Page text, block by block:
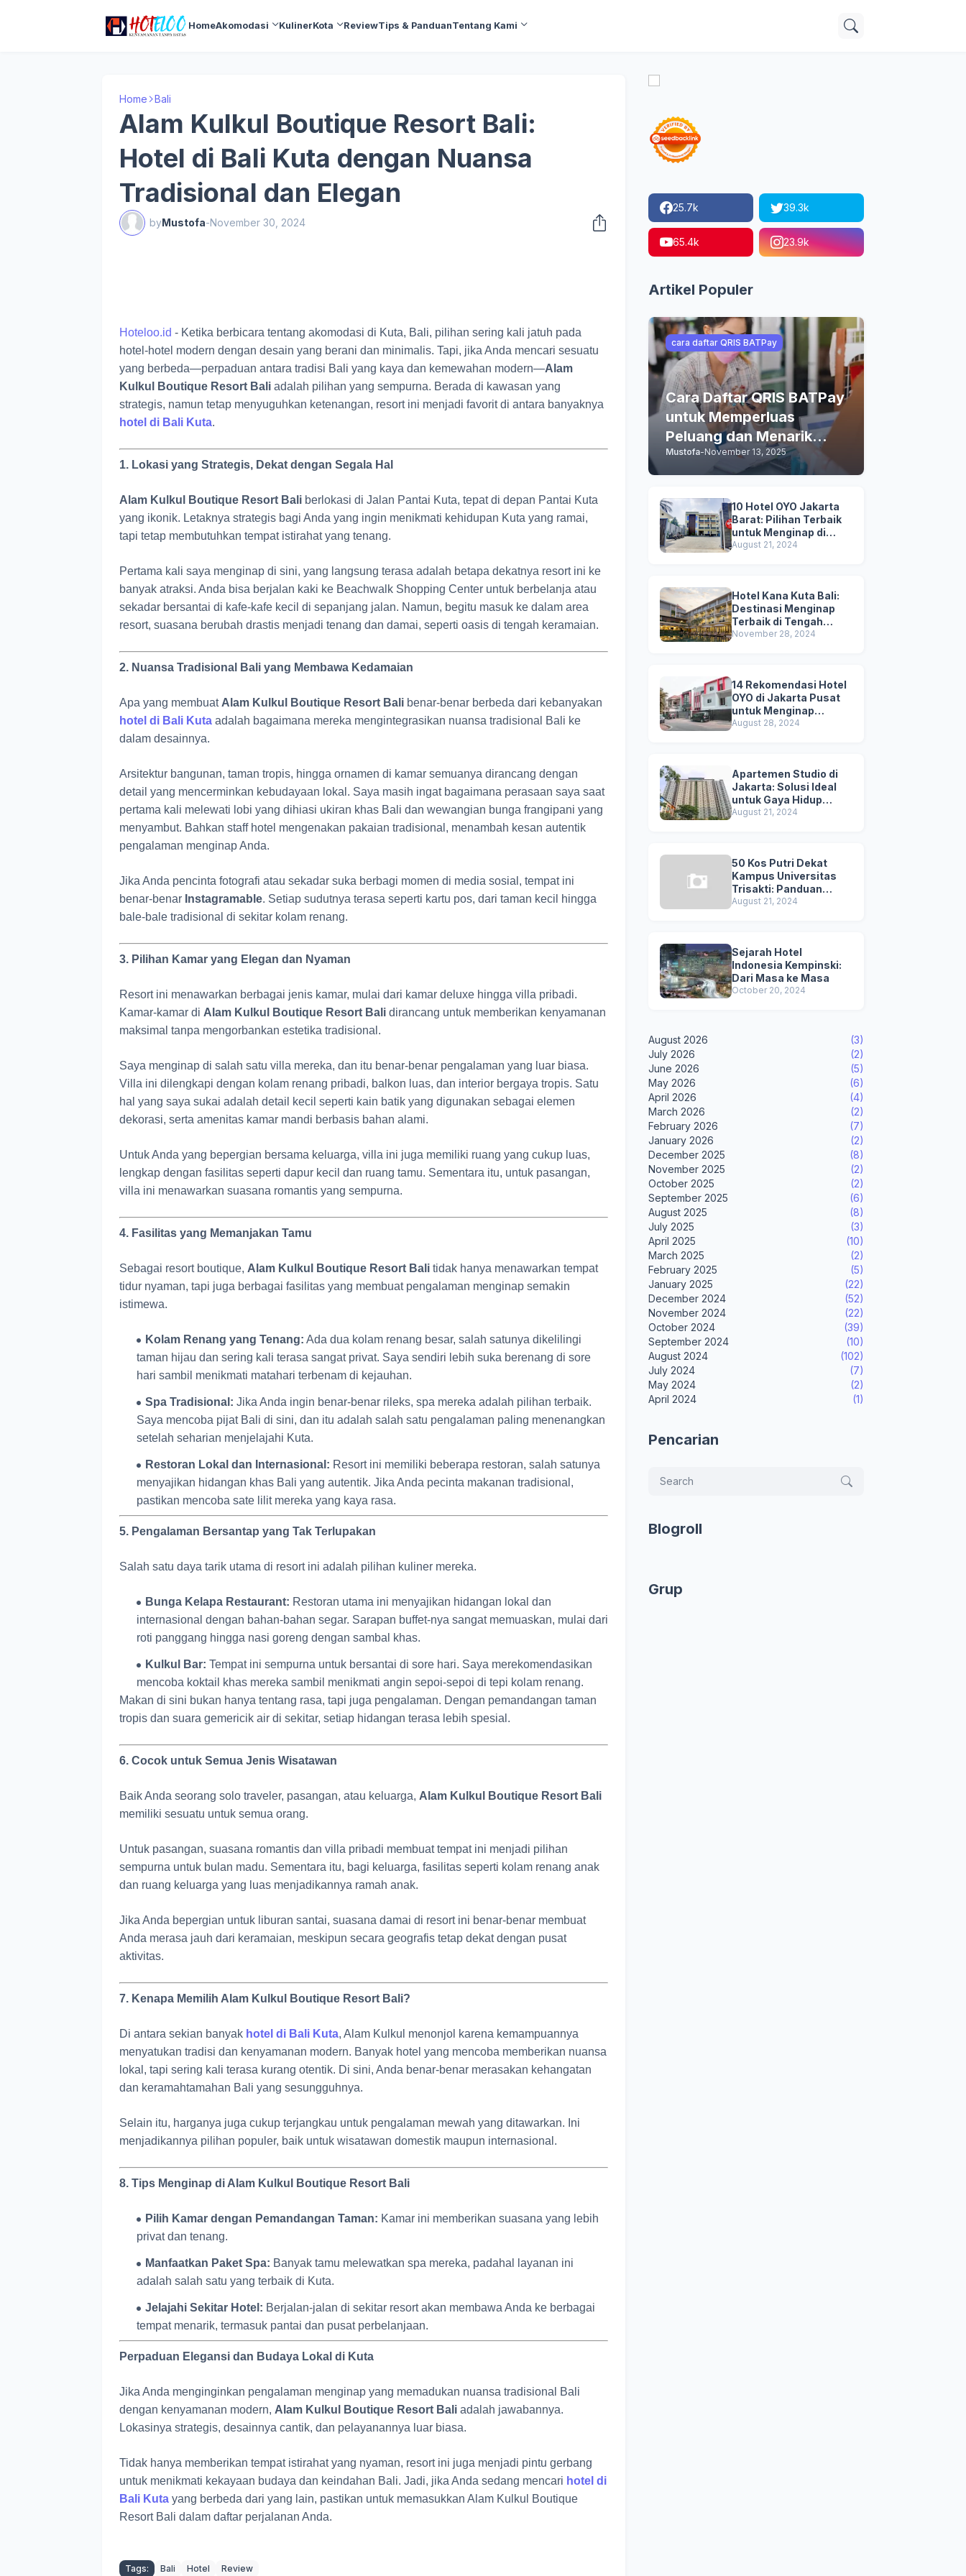
HomeAkomodasi KulinerKota ReviewTips & PanduanTentang Kami
Home Bali
Alam Kulkul Boutique Resort Bali:
Hotel di Bali Kuta dengan Nuansa
Tradisional dan Elegan
byMustofa-November 30, 2024
Hoteloo.id - Ketika berbicara tentang akomodasi di Kuta, Bali, pilihan sering kali jatuh pada
hotel-hotel modern dengan desain yang berani dan minimalis. Tapi, jika Anda mencari sesuatu
yang berbeda—perpaduan antara tradisi Bali yang kaya dan kemewahan modern—Alam
Kulkul Boutique Resort Bali adalah pilihan yang sempurna. Berada di kawasan yang
strategis, namun tetap menyuguhkan ketenangan, resort ini menjadi favorit di antara banyaknya
hotel di Bali Kuta.
1. Lokasi yang Strategis, Dekat dengan Segala Hal
Alam Kulkul Boutique Resort Bali berlokasi di Jalan Pantai Kuta, tepat di depan Pantai Kuta
yang ikonik. Letaknya strategis bagi Anda yang ingin menikmati kehidupan Kuta yang ramai,
tapi tetap membutuhkan tempat istirahat yang tenang.
Pertama kali saya menginap di sini, yang langsung terasa adalah betapa dekatnya resort ini ke
banyak atraksi. Anda bisa berjalan kaki ke Beachwalk Shopping Center untuk berbelanja atau
sekadar bersantai di kafe-kafe kecil di sepanjang jalan. Namun, begitu masuk ke dalam area
resort, suasana berubah drastis menjadi tenang dan damai, seperti oasis di tengah keramaian.
2. Nuansa Tradisional Bali yang Membawa Kedamaian
Apa yang membuat Alam Kulkul Boutique Resort Bali benar-benar berbeda dari kebanyakan
hotel di Bali Kuta adalah bagaimana mereka mengintegrasikan nuansa tradisional Bali ke
dalam desainnya.
Arsitektur bangunan, taman tropis, hingga ornamen di kamar semuanya dirancang dengan
detail yang mencerminkan kebudayaan lokal. Saya masih ingat bagaimana perasaan saya saat
pertama kali melewati lobi yang dihiasi ukiran khas Bali dan wewangian bunga frangipani yang
menyambut. Bahkan staff hotel mengenakan pakaian tradisional, menambah kesan autentik
pengalaman menginap Anda.
Jika Anda pencinta fotografi atau sekadar suka berbagi momen di media sosial, tempat ini
benar-benar Instagramable. Setiap sudutnya terasa seperti kartu pos, dari taman kecil hingga
bale-bale tradisional di sekitar kolam renang.
3. Pilihan Kamar yang Elegan dan Nyaman
Resort ini menawarkan berbagai jenis kamar, mulai dari kamar deluxe hingga villa pribadi.
Kamar-kamar di Alam Kulkul Boutique Resort Bali dirancang untuk memberikan kenyamanan
maksimal tanpa mengorbankan estetika tradisional.
Saya menginap di salah satu villa mereka, dan itu benar-benar pengalaman yang luar biasa.
Villa ini dilengkapi dengan kolam renang pribadi, balkon luas, dan interior bergaya tropis. Satu
hal yang saya sukai adalah detail kecil seperti kain batik yang digunakan sebagai elemen
dekorasi, serta amenitas kamar mandi berbasis bahan alami.
Untuk Anda yang bepergian bersama keluarga, villa ini juga memiliki ruang yang cukup luas,
lengkap dengan fasilitas seperti dapur kecil dan ruang tamu. Sementara itu, untuk pasangan,
villa ini menawarkan suasana romantis yang sempurna.
4. Fasilitas yang Memanjakan Tamu
Sebagai resort boutique, Alam Kulkul Boutique Resort Bali tidak hanya menawarkan tempat
tidur nyaman, tapi juga berbagai fasilitas yang membuat pengalaman menginap semakin
istimewa.
Kolam Renang yang Tenang: Ada dua kolam renang besar, salah satunya dikelilingi
taman hijau dan sering kali terasa sangat privat. Saya sendiri lebih suka berenang di sore
hari sambil menikmati matahari terbenam di kejauhan.
Spa Tradisional: Jika Anda ingin benar-benar rileks, spa mereka adalah pilihan terbaik.
Saya mencoba pijat Bali di sini, dan itu adalah salah satu pengalaman paling menenangkan
setelah seharian menjelajahi Kuta.
Restoran Lokal dan Internasional: Resort ini memiliki beberapa restoran, salah satunya
menyajikan hidangan khas Bali yang autentik. Jika Anda pecinta makanan tradisional,
pastikan mencoba sate lilit mereka yang kaya rasa.
5. Pengalaman Bersantap yang Tak Terlupakan
Salah satu daya tarik utama di resort ini adalah pilihan kuliner mereka.
Bunga Kelapa Restaurant: Restoran utama ini menyajikan hidangan lokal dan
internasional dengan bahan-bahan segar. Sarapan buffet-nya sangat memuaskan, mulai dari
roti panggang hingga nasi goreng dengan sambal khas.
Kulkul Bar: Tempat ini sempurna untuk bersantai di sore hari. Saya merekomendasikan
mencoba koktail khas mereka sambil menikmati angin sepoi-sepoi di tepi kolam renang.
Makan di sini bukan hanya tentang rasa, tapi juga pengalaman. Dengan pemandangan taman
tropis dan suara gemericik air di sekitar, setiap hidangan terasa lebih spesial.
6. Cocok untuk Semua Jenis Wisatawan
Baik Anda seorang solo traveler, pasangan, atau keluarga, Alam Kulkul Boutique Resort Bali
memiliki sesuatu untuk semua orang.
Untuk pasangan, suasana romantis dan villa pribadi membuat tempat ini menjadi pilihan
sempurna untuk bulan madu. Sementara itu, bagi keluarga, fasilitas seperti kolam renang anak
dan ruang keluarga yang luas menjadikannya ramah anak.
Jika Anda bepergian untuk liburan santai, suasana damai di resort ini benar-benar membuat
Anda merasa jauh dari keramaian, meskipun secara geografis tetap dekat dengan pusat
aktivitas.
7. Kenapa Memilih Alam Kulkul Boutique Resort Bali?
Di antara sekian banyak hotel di Bali Kuta, Alam Kulkul menonjol karena kemampuannya
menyatukan tradisi dan kenyamanan modern. Banyak hotel yang mencoba memberikan nuansa
lokal, tapi sering kali terasa kurang otentik. Di sini, Anda benar-benar merasakan kehangatan
dan keramahtamahan Bali yang sesungguhnya.
Selain itu, harganya juga cukup terjangkau untuk pengalaman mewah yang ditawarkan. Ini
menjadikannya pilihan populer, baik untuk wisatawan domestik maupun internasional.
8. Tips Menginap di Alam Kulkul Boutique Resort Bali
Pilih Kamar dengan Pemandangan Taman: Kamar ini memberikan suasana yang lebih
privat dan tenang.
Manfaatkan Paket Spa: Banyak tamu melewatkan spa mereka, padahal layanan ini
adalah salah satu yang terbaik di Kuta.
Jelajahi Sekitar Hotel: Berjalan-jalan di sekitar resort akan membawa Anda ke berbagai
tempat menarik, termasuk pantai dan pusat perbelanjaan.
Perpaduan Elegansi dan Budaya Lokal di Kuta
Jika Anda menginginkan pengalaman menginap yang memadukan nuansa tradisional Bali
dengan kenyamanan modern, Alam Kulkul Boutique Resort Bali adalah jawabannya.
Lokasinya strategis, desainnya cantik, dan pelayanannya luar biasa.
Tidak hanya memberikan tempat istirahat yang nyaman, resort ini juga menjadi pintu gerbang
untuk menikmati kekayaan budaya dan keindahan Bali. Jadi, jika Anda sedang mencari hotel di
Bali Kuta yang berbeda dari yang lain, pastikan untuk memasukkan Alam Kulkul Boutique
Resort Bali dalam daftar perjalanan Anda.
Tags: Bali Hotel Review
25.7k 39.3k
65.4k 23.9k
Artikel Populer
cara daftar QRIS BATPay
Cara Daftar QRIS BATPay
untuk Memperluas
Peluang dan Menarik
Lebih Banyak Pelanggan
Mustofa-November 13, 2025
10 Hotel OYO Jakarta
Barat: Pilihan Terbaik
untuk Menginap di
Jakarta
August 21, 2024
Hotel Kana Kuta Bali:
Destinasi Menginap
Terbaik di Tengah
Keramaian Hotel di Bali
November 28, 2024
14 Rekomendasi Hotel
OYO di Jakarta Pusat
untuk Menginap
Nyaman dan
August 28, 2024
Apartemen Studio di
Jakarta: Solusi Ideal
untuk Gaya Hidup
Dinamis
August 21, 2024
50 Kos Putri Dekat
Kampus Universitas
Trisakti: Panduan
Lengkap untuk
August 21, 2024
Sejarah Hotel
Indonesia Kempinski:
Dari Masa ke Masa
October 20, 2024
August 2026
(3)
July 2026
(2)
June 2026
(5)
May 2026
(6)
April 2026
(4)
March 2026
(2)
February 2026
(7)
January 2026
(2)
December 2025
(8)
November 2025
(2)
October 2025
(2)
September 2025
(6)
August 2025
(8)
July 2025
(3)
April 2025
(10)
March 2025
(2)
February 2025
(5)
January 2025
(22)
December 2024
(52)
November 2024
(22)
October 2024
(39)
September 2024
(10)
August 2024
(102)
July 2024
(7)
May 2024
(2)
April 2024
(1)
Pencarian
Blogroll
Grup